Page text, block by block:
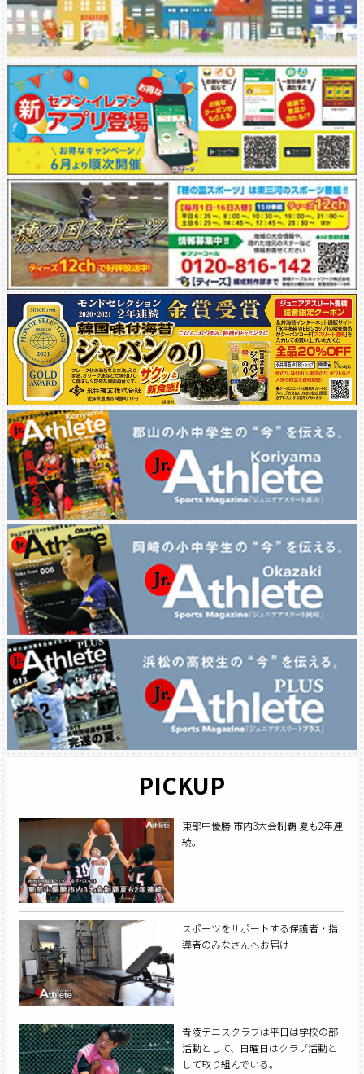
PICKUP
東部中優勝 市内3大会制覇 夏も2年連
続。
スポーツをサポートする保護者・指
導者のみなさんへお届け
青陵テニスクラブは平日は学校の部
活動として、日曜日はクラブ活動と
して取り組んでいる。